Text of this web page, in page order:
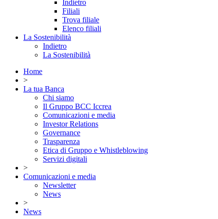
Indietro
Filiali
Trova filiale
Elenco filiali
La Sostenibilità
Indietro
La Sostenibilità
Home
>
La tua Banca
Chi siamo
Il Gruppo BCC Iccrea
Comunicazioni e media
Investor Relations
Governance
Trasparenza
Etica di Gruppo e Whistleblowing
Servizi digitali
>
Comunicazioni e media
Newsletter
News
>
News